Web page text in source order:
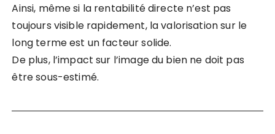
Ainsi, même si la rentabilité directe n’est pas
toujours visible rapidement, la valorisation sur le
long terme est un facteur solide.
De plus, l’impact sur l’image du bien ne doit pas
être sous-estimé.